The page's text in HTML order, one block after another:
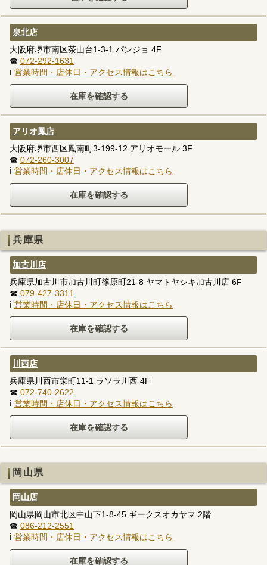
泉北店
大阪府堺市南区茶山台1-3-1 パンジョ 4F
☎ 072-292-1631
ℹ 営業時間・店休日・アクセス情報はこちら
アリオ鳳店
大阪府堺市西区鳳南町3-199-12 アリオモール 3F
☎ 072-260-3007
ℹ 営業時間・店休日・アクセス情報はこちら
兵庫県
加古川店
兵庫県加古川市加古川町篠原町21-8 ヤマトヤシキ加古川店 6F
☎ 079-427-3311
ℹ 営業時間・店休日・アクセス情報はこちら
川西店
兵庫県川西市栄町11-1 ラソラ川西 4F
☎ 072-740-2622
ℹ 営業時間・店休日・アクセス情報はこちら
岡山県
岡山店
岡山県岡山市北区中山下1-8-45 ギークスオカヤマ 2階
☎ 086-212-2551
ℹ 営業時間・店休日・アクセス情報はこちら